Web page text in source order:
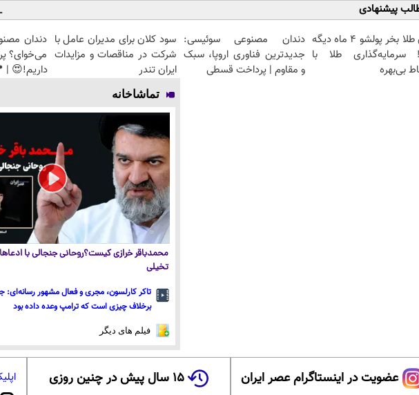
پیشنهادی
الان طلا بخر پولشو 4 ماه دیگه
سرمایه‌گذاری طلا با
بی‌بهره
دندان مصنوعی سوئیسی:
جدیدترین فناوری اروپا، سبک
و مقاوم | پرداخت قسطی
سود کلان برای مدیران عامل با
شرکت در مناقصات و مزایدات
ایران تندر
دندان
می‌خوای؟
داریم!😍 |
تماشاخانه
محمدباقر خرازی کیست؟روحانی جنجالی با
تخیلی
تاکر کارلسون، مجری و فعال مشهور رسانه‌ای:
برخلاف چیزی است که ترامپ وعده داده بود
فیلم های دیگر
عضویت در اینستاگرام عصر ایران ۱۵ سال پیش در چنین روزی